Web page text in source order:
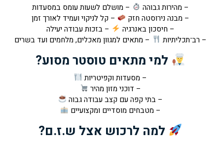
– מהירות גבוהה
– מושלם לשעות עומס במסעדות
– מבנה נירוסטה חזק
– קל לניקוי ועמיד לאורך זמן
– חיסכון באנרגיה
– בזכות עבודה יעילה
– רב־תכליתיות
– מתאים למגוון מאכלים, מלחמים ועד בשרים
למי מתאים טוסטר מסוע?
– מסעדות וקפיטריות
– דוכני מזון מהיר
– בתי קפה עם קצב עבודה גבוה
– מטבחים מוסדיים ומקצועיים
למה לרכוש אצל ש.ז.ם?